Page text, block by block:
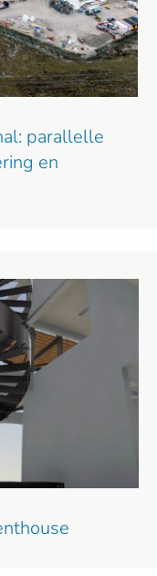
parallelle
en